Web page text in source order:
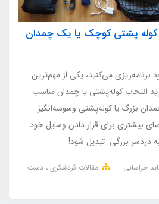
پشتی کوچک یا یک چمدان
می‌کنید، یکی از مهم‌ترین
انتخاب کوله‌پشتی یا چمدان مناسب
بزرگ یا کوله‌پشتی وسوسه‌انگیز
بیشتری برای قرار دادن وسایل خود
دردسر بزرگی تبدیل شود!
خراسانی مقالات گردشگری دست